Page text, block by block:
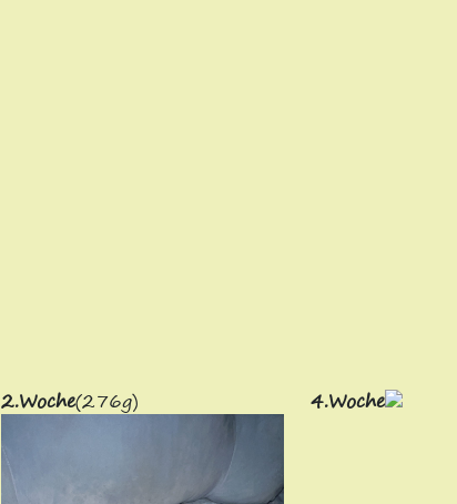
2.Woche(276g) 4.Woche